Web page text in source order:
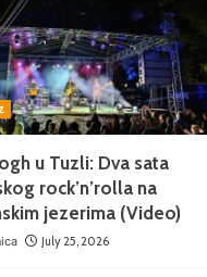
u Tuzli: Dva sata
rock’n’rolla na
jezerima (Video)
July 25, 2026